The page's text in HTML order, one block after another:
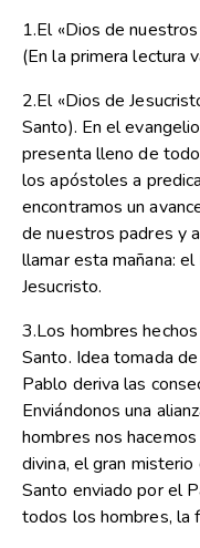
1.El «Dios de
(En la primera lectura
2.El «Dios de
Santo). En el
presenta lleno de
los apóstoles a
encontramos un
de nuestros padres y
llamar esta mañana:
Jesucristo.
3.Los hombres
Santo. Idea tomada
Pablo deriva las
Enviándonos una
hombres nos
divina, el gran
Santo enviado por el
todos los hombres, la